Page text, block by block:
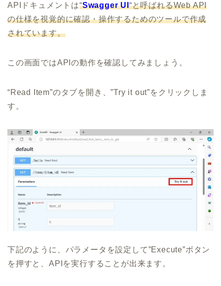
APIドキュメントは“Swagger UI“と呼ばれるWeb API
の仕様を視覚的に確認・操作するためのツールで作成
されています。
この画面ではAPIの動作を確認してみましょう。
“Read Item”のタブを開き、”Try it out”をクリックしま
す。
下記のように、パラメータを設定して”Execute”ボタン
を押すと、APIを実行することが出来ます。